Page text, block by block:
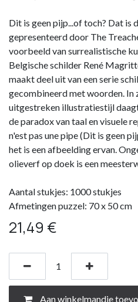
Dit is geen pijp...of toch? Dat is
gepresenteerd door The
voorbeeld van surrealistische
Belgische schilder René
maakt deel uit van een serie
gecombineerd met woorden. In
uitgestreken illustratiestijl
de paradox van taal en visuele
n'est pas une pipe (Dit is geen
het is een afbeelding ervan.
olieverf op doek is een
Aantal stukjes: 1000 stukjes
Afmetingen puzzel: 70 x 50 cm
21,49 €
Aan winkelmandje